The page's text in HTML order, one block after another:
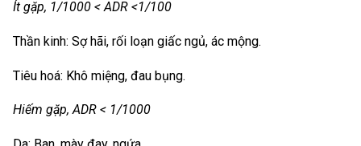
Ít gặp, 1/1000 < ADR <1/100
Thần kinh: Sợ hãi, rối loạn giấc ngủ, ác mộng.
Tiêu hoá: Khô miệng, đau bụng.
Hiếm gặp, ADR < 1/1000